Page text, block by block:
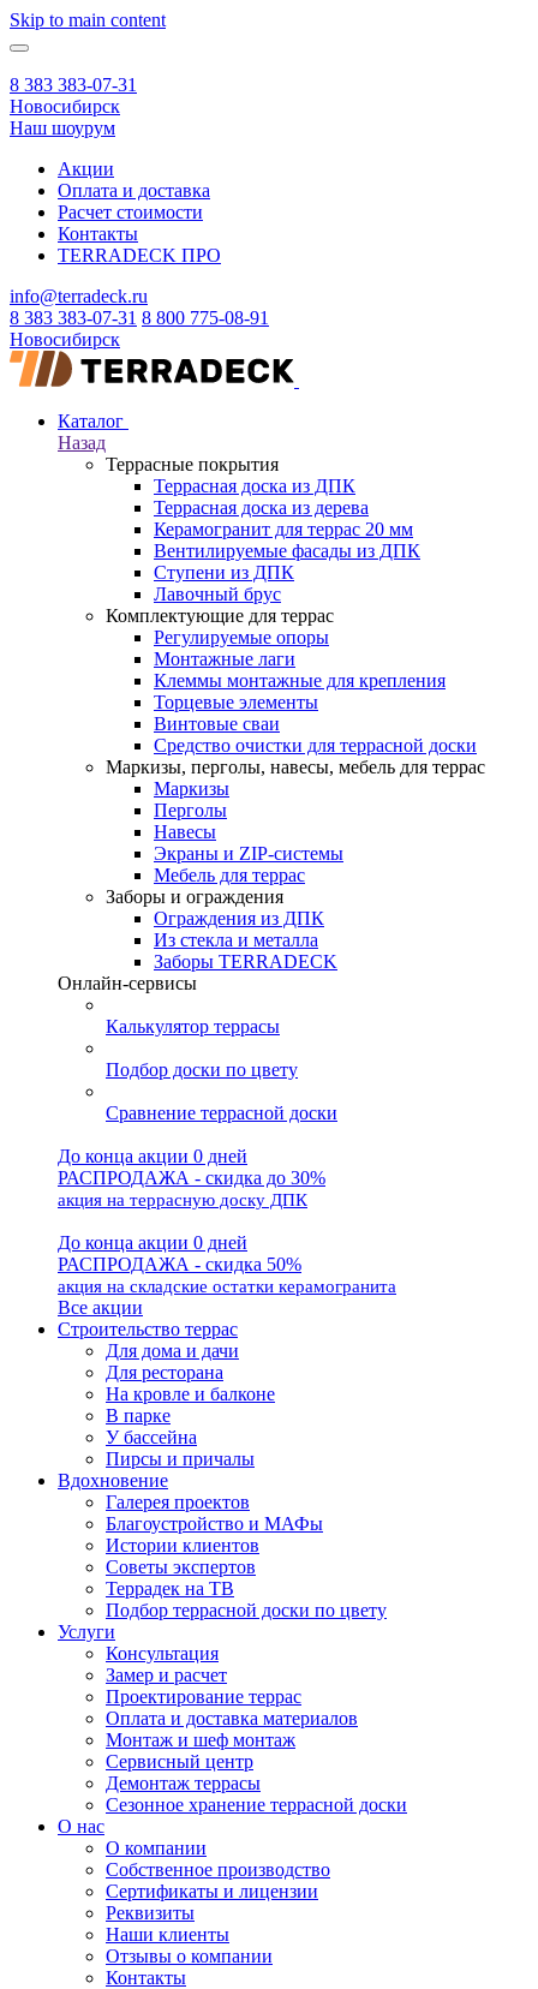
Skip to main content
8 383 383-07-31
Новосибирск
Наш шоурум
Акции
Оплата и доставка
Расчет стоимости
Контакты
TERRADECK ПРО
info@terradeck.ru
8 383 383-07-31 8 800 775-08-91
Новосибирск
Каталог
Назад
Террасные покрытия
Террасная доска из ДПК
Террасная доска из дерева
Керамогранит для террас 20 мм
Вентилируемые фасады из ДПК
Ступени из ДПК
Лавочный брус
Комплектующие для террас
Регулируемые опоры
Монтажные лаги
Клеммы монтажные для крепления
Торцевые элементы
Винтовые сваи
Средство очистки для террасной доски
Маркизы, перголы, навесы, мебель для террас
Маркизы
Перголы
Навесы
Экраны и ZIP-системы
Мебель для террас
Заборы и ограждения
Ограждения из ДПК
Из стекла и металла
Заборы TERRADECK
Онлайн-сервисы
Калькулятор террасы
Подбор доски по цвету
Сравнение террасной доски
До конца акции 0 дней
РАСПРОДАЖА - скидка до 30%
акция на террасную доску ДПК
До конца акции 0 дней
РАСПРОДАЖА - скидка 50%
акция на складские остатки керамогранита
Все акции
Строительство террас
Для дома и дачи
Для ресторана
На кровле и балконе
В парке
У бассейна
Пирсы и причалы
Вдохновение
Галерея проектов
Благоустройство и МАФы
Истории клиентов
Советы экспертов
Террадек на ТВ
Подбор террасной доски по цвету
Услуги
Консультация
Замер и расчет
Проектирование террас
Оплата и доставка материалов
Монтаж и шеф монтаж
Сервисный центр
Демонтаж террасы
Сезонное хранение террасной доски
О нас
О компании
Собственное производство
Сертификаты и лицензии
Реквизиты
Наши клиенты
Отзывы о компании
Контакты